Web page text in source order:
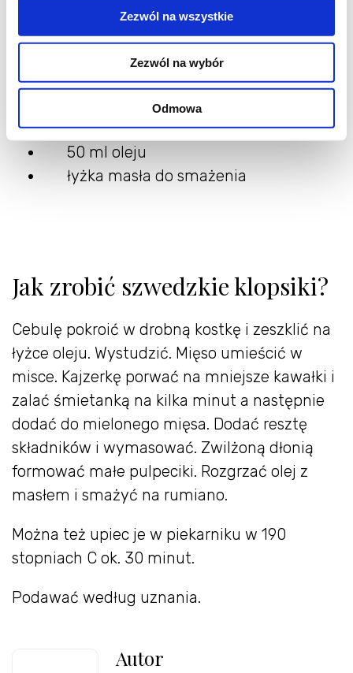
Zezwól na wszystkie
Zezwól na wybór
Odmowa
łyżeczka mielonego czosnku
łyżeczka soli
pieprz do smaku
szczypta gałki muszkatołowej
mała cebula
50 ml oleju
łyżka masła do smażenia
Jak zrobić szwedzkie klopsiki?
Cebulę pokroić w drobną kostkę i zeszklić na
łyżce oleju. Wystudzić. Mięso umieścić w
misce. Kajzerkę porwać na mniejsze kawałki i
zalać śmietanką na kilka minut a następnie
dodać do mielonego mięsa. Dodać resztę
składników i wymasować. Zwilżoną dłonią
formować małe pulpeciki. Rozgrzać olej z
masłem i smażyć na rumiano.
Można też upiec je w piekarniku w 190
stopniach C ok. 30 minut.
Podawać według uznania.
Autor